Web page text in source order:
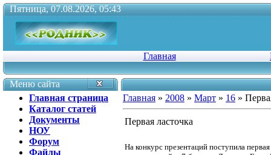
Пятница, 07.08.2026, 05:43
Главная
Меню сайта
Главная страница
Каталог статей
Документы
НОУ
Форум
Файлы
Главная » 2008 » Март » 16 »
Первая ласточка
На конкурс презентаций поступила